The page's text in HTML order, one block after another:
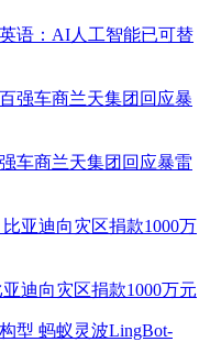
语：AI人工智能已可替
车商兰天集团回应暴雷
迪向灾区捐款1000万元